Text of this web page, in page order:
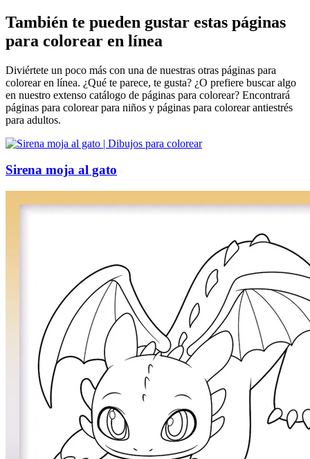
También te pueden gustar estas páginas
para colorear en línea
Diviértete un poco más con una de nuestras otras páginas para
colorear en línea. ¿Qué te parece, te gusta? ¿O prefiere buscar algo
en nuestro extenso catálogo de páginas para colorear? Encontrará
páginas para colorear para niños y páginas para colorear antiestrés
para adultos.
Sirena moja al gato